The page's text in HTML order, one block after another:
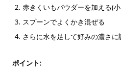
赤きくいもパウダーを加える(
スプーンでよくかき混ぜる
さらに水を足して好みの濃さに
ポイント: